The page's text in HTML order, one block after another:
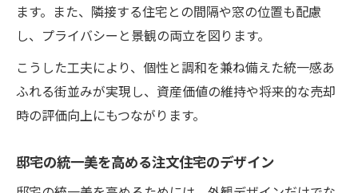
ます。また、隣接する住宅との間隔や窓の位置も配慮
し、プライバシーと景観の両立を図ります。
こうした工夫により、個性と調和を兼ね備えた統一感あ
ふれる街並みが実現し、資産価値の維持や将来的な売却
時の評価向上にもつながります。
邸宅の統一美を高める注文住宅のデザイン